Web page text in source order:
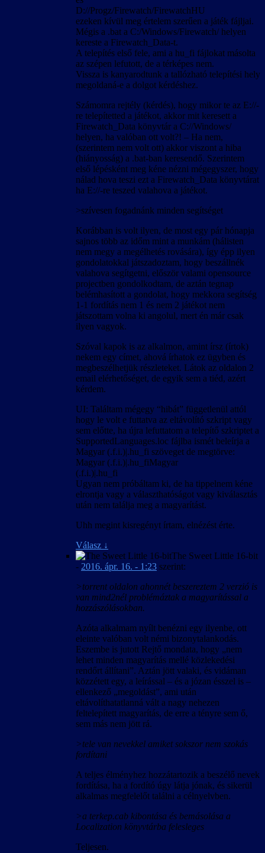
D://Progz/Firewatch/FirewatchHU
ezeken kívül meg értelem szerűen a játék fájljai.
Mégis a .bat a C:/Windows/Firewatch/ helyen
kereste a Firewatch_Data-t.
A telepítés első fele, ami a hu_fi fájlokat másolta
az szépen lefutott, de a térképes nem.
Vissza is kanyarodtunk a tallózható telepítési hely
megoldaná-e a dolgot kérdéshez.
Számomra rejtély (kérdés), hogy mikor te az E://-
re telepítetted a játékot, akkor mit keresett a
Firewatch_Data könyvtár a C://Windows/
helyen, ha valóban ott volt?! – Ha nem,
(szerintem nem volt ott) akkor viszont a hiba
(hiányosság) a .bat-ban keresendő. Szerintem
első lépésként meg kéne nézni mégegyszer, hogy
nálad hova teszi ezt a Firewatch_Data könyvtárat
ha E://-re teszed valahova a játékot.
>szívesen fogadnánk minden segítséget
Korábban is volt ilyen, de most egy pár hónapja
sajnos több az időm mint a munkám (hálisten
nem megy a megélhetés rovására), így épp ilyen
gondolatokkal játszadoztam, hogy beszállnék
valahova segítgetni, először valami opensource
projectben gondolkodtam, de aztán tegnap
belémhasított a gondolat, hogy mekkora segítség
1-1 fordítás nem 1 és nem 2 játékot nem
játszottam volna ki angolul, mert én már csak
ilyen vagyok.
Szóval kapok is az alkalmon, amint írsz (írtok)
nekem egy címet, ahová írhatok ez ügyben és
megbeszélhetjük részleteket. Látok az oldalon 2
email elérhetőséget, de egyik sem a tiéd, azért
kérdem.
UI: Találtam mégegy “hibát” függetlenül attól
hogy le volt e futtatva az eltávolító szkript vagy
sem előtte, ha újra lefuttatom a telepítő szkriptet a
SupportedLanguages.loc fájlba ismét beleírja a
Magyar (.f.i.)|.hu_fi szöveget de megtörve:
Magyar (.f.i.)|.hu_fiMagyar
(.f.i.)|.hu_fi
Ugyan nem próbáltam ki, de ha tippelnem kéne
elrontja vagy a választhatóságot vagy kiválasztás
után nem találja meg a magyarítást.
Uhh megint kisregényt írtam, elnézést érte.
Válasz ↓
The Sweet Little 16-bit
- 2016. ápr. 16. - 1:23 szerint:
>torrent oldalon ahonnét beszereztem 2 verzió is
van mind2nél problémáztak a magyarítással a
hozzászólásokban.
Azóta alkalmam nyílt benézni egy ilyenbe, ott
eleinte valóban volt némi bizonytalankodás.
Eszembe is jutott Rejtő mondata, hogy „nem
lehet minden magyarítás mellé közlekedési
rendőrt állítani”. Aztán jött valaki, és vidáman
közzétett egy, a leírással – és a józan ésszel is –
ellenkező „megoldást”, ami után
eltávolíthatatlanná vált a nagy nehezen
feltelepített magyarítás, de erre a tényre sem ő,
sem más nem jött rá.
>tele van nevekkel amiket sokszor nem szokás
fordítani
A teljes élményhez hozzátartozik a beszélő nevek
fordítása, ha a fordító úgy látja jónak, és sikerül
alkalmas megfelelőt találni a célnyelvben.
>a terkep.cab kibontása és bemásolása a
Localization könyvtárba felesleges
Teljesen.